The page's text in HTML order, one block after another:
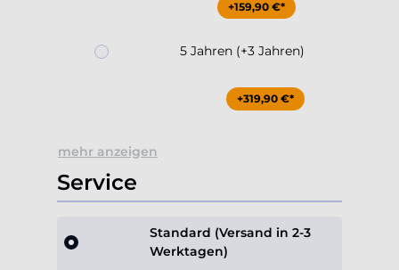
+159,90 €*
5 Jahren (+3 Jahren)
+319,90 €*
mehr anzeigen
Service
Standard (Versand in 2-3
Werktagen)